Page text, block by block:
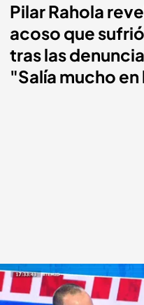
Pilar Rahola
acoso que
tras las
"Salía mucho en
Pilar Rahola asegura que todas
estos"
'Todo es mentira'